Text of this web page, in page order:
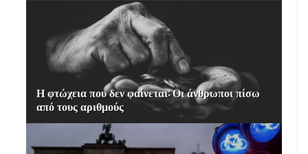
Η φτώχεια που δεν φαίνεται: Οι άνθρωποι πίσω
από τους αριθμούς